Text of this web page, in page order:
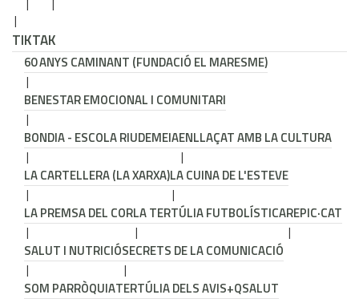
TIKTAK
60 ANYS CAMINANT (FUNDACIÓ EL MARESME)
BENESTAR EMOCIONAL I COMUNITARI
BONDIA - ESCOLA RIUDEMEIAENLLAÇAT AMB LA CULTURA
LA CARTELLERA (LA XARXA)LA CUINA DE L'ESTEVE
LA PREMSA DEL CORLA TERTÚLIA FUTBOLÍSTICAREPIC·CAT
SALUT I NUTRICIÓSECRETS DE LA COMUNICACIÓ
SOM PARRÒQUIATERTÚLIA DELS AVIS+QSALUT